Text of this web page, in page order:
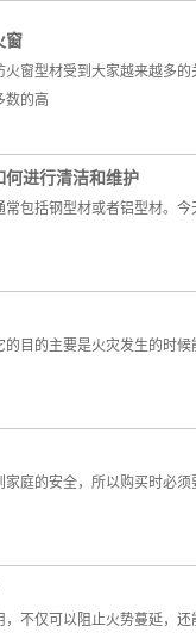
窗
窗型材受到大家越来越多
数的高
何进行清洁和维护
包括‌钢型材或者铝型材。
目的主要是火灾发生的时
庭的安全，所以购买时必
不仅可以阻止火势蔓延，